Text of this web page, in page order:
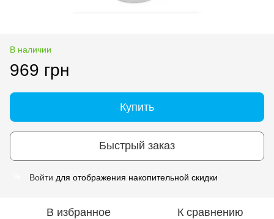
В наличии
969 грн
Купить
Быстрый заказ
Войти для отображения накопительной скидки
В избранное К сравнению